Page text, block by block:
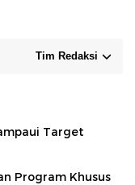
Tim Redaksi
Target
Program Khusus